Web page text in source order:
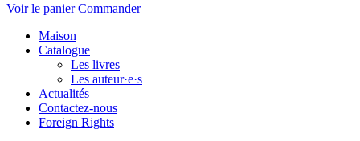
Voir le panier Commander
Maison
Catalogue
Les livres
Les auteur·e·s
Actualités
Contactez-nous
Foreign Rights